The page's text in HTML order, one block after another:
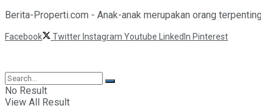
Berita-Properti.com - Anak-anak merupakan orang
Facebook Twitter Instagram Youtube LinkedIn Pinterest
No Result
View All Result